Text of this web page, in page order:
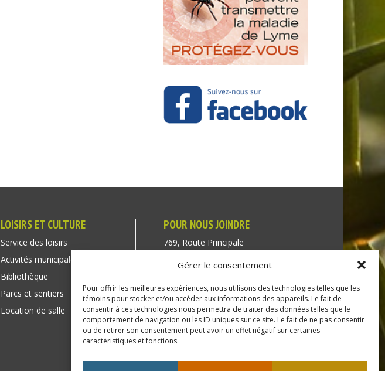
Gérer le consentement
Pour offrir les meilleures expériences, nous utilisons des technologies telles que les
témoins pour stocker et/ou accéder aux informations des appareils. Le fait de
consentir à ces technologies nous permettra de traiter des données telles que le
comportement de navigation ou les ID uniques sur ce site. Le fait de ne pas consentir
ou de retirer son consentement peut avoir un effet négatif sur certaines
caractéristiques et fonctions.
LOISIRS ET CULTURE
Service des loisirs
Activités municipales
Bibliothèque
Parcs et sentiers
Location de salle
POUR NOUS JOINDRE
769, Route Principale
Québec J0P 1P1
Téléphone : (450) 451-5203
Direction générale :
dir@tressaintredempteur.ca
Administration générale :
recep@tressaintredempteur.ca